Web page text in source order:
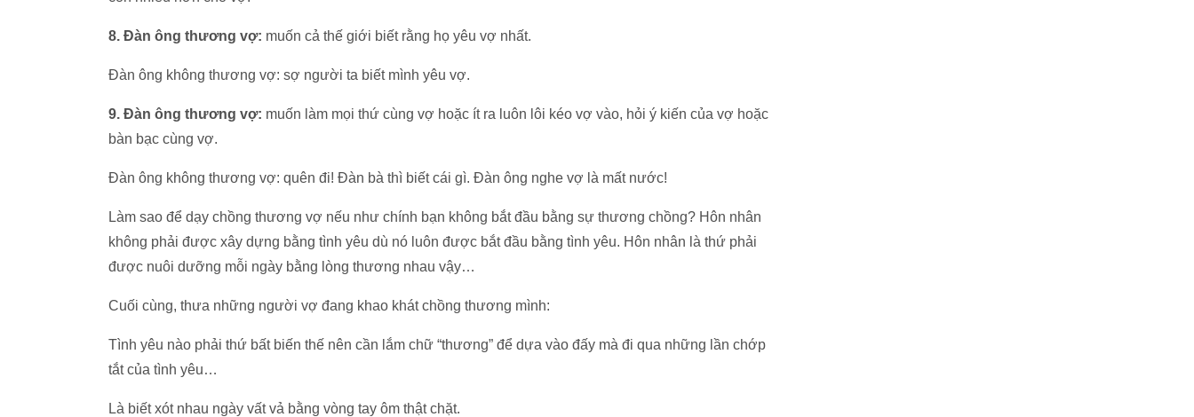
8. Đàn ông thương vợ: muốn cả thế giới biết rằng họ yêu vợ nhất.
Đàn ông không thương vợ: sợ người ta biết mình yêu vợ.
9. Đàn ông thương vợ: muốn làm mọi thứ cùng vợ hoặc ít ra luôn lôi kéo vợ vào, hỏi ý kiến của vợ hoặc
bàn bạc cùng vợ.
Đàn ông không thương vợ: quên đi! Đàn bà thì biết cái gì. Đàn ông nghe vợ là mất nước!
Làm sao để dạy chồng thương vợ nếu như chính bạn không bắt đầu bằng sự thương chồng? Hôn nhân
không phải được xây dựng bằng tình yêu dù nó luôn được bắt đầu bằng tình yêu. Hôn nhân là thứ phải
được nuôi dưỡng mỗi ngày bằng lòng thương nhau vậy…
Cuối cùng, thưa những người vợ đang khao khát chồng thương mình:
Tình yêu nào phải thứ bất biến thế nên cần lắm chữ “thương” để dựa vào đấy mà đi qua những lần chớp
tắt của tình yêu…
Là biết xót nhau ngày vất vả bằng vòng tay ôm thật chặt.